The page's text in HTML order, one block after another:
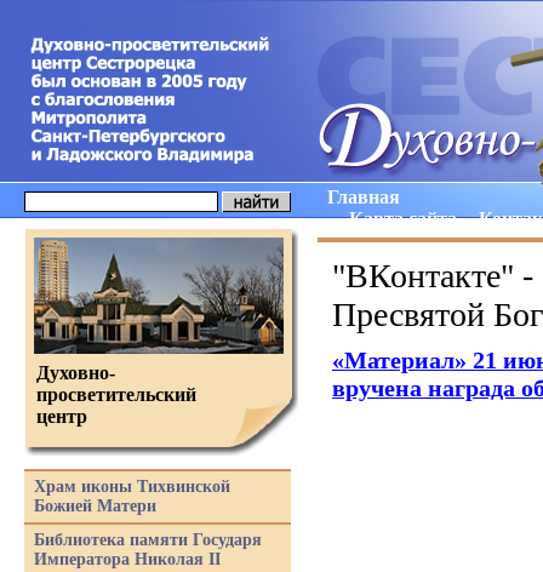
Главная
Карта сайта
"ВКонтакте" -
Пресвятой
«Материал» 21
вручена награда
Духовно-
просветительский
центр
Храм иконы Тихвинской
Божией Матери
Библиотека памяти Государя
Императора Николая II